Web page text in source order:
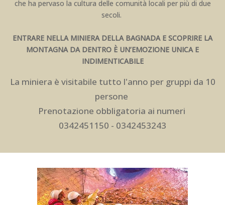
che ha pervaso la cultura delle comunità locali per più di due
secoli.
ENTRARE NELLA MINIERA DELLA BAGNADA E SCOPRIRE LA
MONTAGNA DA DENTRO È UN’EMOZIONE UNICA E
INDIMENTICABILE
La miniera è visitabile tutto l'anno per gruppi da 10
persone
Prenotazione obbligatoria ai numeri
0342451150 - 0342453243